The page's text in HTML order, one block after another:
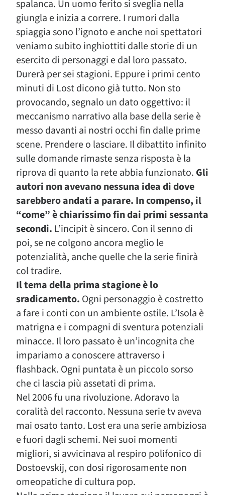
spalanca. Un uomo ferito si sveglia nella
giungla e inizia a correre. I rumori dalla
spiaggia sono l’ignoto e anche noi spettatori
veniamo subito inghiottiti dalle storie di un
esercito di personaggi e dal loro passato.
Durerà per sei stagioni. Eppure i primi cento
minuti di Lost dicono già tutto. Non sto
provocando, segnalo un dato oggettivo: il
meccanismo narrativo alla base della serie è
messo davanti ai nostri occhi fin dalle prime
scene. Prendere o lasciare. Il dibattito infinito
sulle domande rimaste senza risposta è la
riprova di quanto la rete abbia funzionato. Gli
autori non avevano nessuna idea di dove
sarebbero andati a parare. In compenso, il
“come” è chiarissimo fin dai primi sessanta
secondi. L’incipit è sincero. Con il senno di
poi, se ne colgono ancora meglio le
potenzialità, anche quelle che la serie finirà
col tradire.
Il tema della prima stagione è lo
sradicamento. Ogni personaggio è costretto
a fare i conti con un ambiente ostile. L’Isola è
matrigna e i compagni di sventura potenziali
minacce. Il loro passato è un’incognita che
impariamo a conoscere attraverso i
flashback. Ogni puntata è un piccolo sorso
che ci lascia più assetati di prima.
Nel 2006 fu una rivoluzione. Adoravo la
coralità del racconto. Nessuna serie tv aveva
mai osato tanto. Lost era una serie ambiziosa
e fuori dagli schemi. Nei suoi momenti
migliori, si avvicinava al respiro polifonico di
Dostoevskij, con dosi rigorosamente non
omeopatiche di cultura pop.